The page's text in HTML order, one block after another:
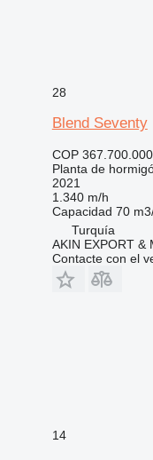
28
Blend Seventy
COP 367.700.000
Planta de
2021
1.340 m/h
Capacidad 70
Turquía
AKIN EXPORT &
Contacte con el
14